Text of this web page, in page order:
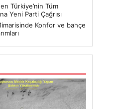
Türkiye’nin Tüm
Yeni Parti Çağrısı
Konfor ve bahçe